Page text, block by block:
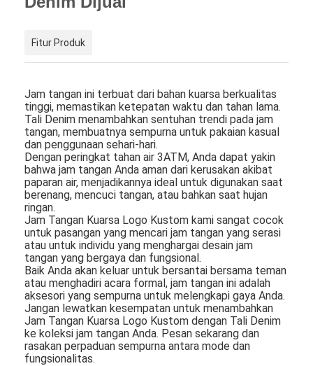
Fitur Produk
Jam tangan ini terbuat dari bahan kuarsa berkualitas
tinggi, memastikan ketepatan waktu dan tahan lama.
Tali Denim menambahkan sentuhan trendi pada jam
tangan, membuatnya sempurna untuk pakaian kasual
dan penggunaan sehari-hari.
Dengan peringkat tahan air 3ATM, Anda dapat yakin
bahwa jam tangan Anda aman dari kerusakan akibat
paparan air, menjadikannya ideal untuk digunakan saat
berenang, mencuci tangan, atau bahkan saat hujan
ringan.
Jam Tangan Kuarsa Logo Kustom kami sangat cocok
untuk pasangan yang mencari jam tangan yang serasi
atau untuk individu yang menghargai desain jam
tangan yang bergaya dan fungsional.
Baik Anda akan keluar untuk bersantai bersama teman
atau menghadiri acara formal, jam tangan ini adalah
aksesori yang sempurna untuk melengkapi gaya Anda.
Jangan lewatkan kesempatan untuk menambahkan
Jam Tangan Kuarsa Logo Kustom dengan Tali Denim
ke koleksi jam tangan Anda. Pesan sekarang dan
rasakan perpaduan sempurna antara mode dan
fungsionalitas.